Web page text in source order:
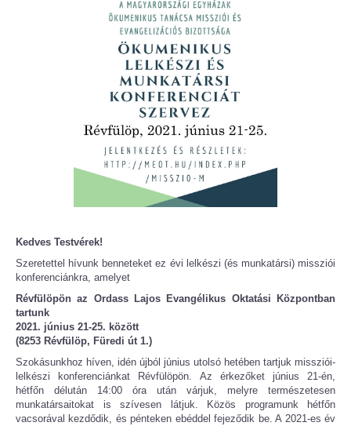
Kedves Testvérek!
Szeretettel hívunk benneteket ez évi lelkészi (és munkatársi) missziói
konferenciánkra, amelyet
Révfülöpön az Ordass Lajos Evangélikus Oktatási Központban
tartunk
2021. június 21-25. között
(8253 Révfülöp, Füredi út 1.)
Szokásunkhoz híven, idén újból június utolsó hetében tartjuk missziói-
lelkészi konferenciánkat Révfülöpön. Az érkezőket június 21-én,
hétfőn délután 14:00 óra után várjuk, melyre természetesen
munkatársaitokat is szívesen látjuk. Közös programunk hétfőn
vacsorával kezdődik, és pénteken ebéddel fejeződik be. A 2021-es év